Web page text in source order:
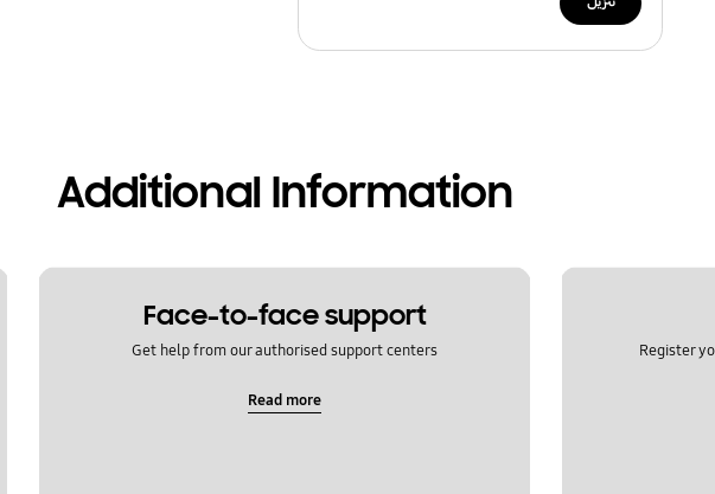
Additional Information
Register
Face-to-face support
Get help from our authorised support centers
Read more